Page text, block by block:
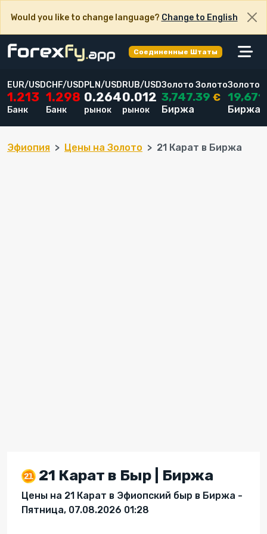
Would you like to change language? Change to English
Соединенные Штаты
EUR/USD
1.213
Банк
CHF/USD
1.298
Банк
PLN/USD
0.264
рынок
RUB/USD
0.012
рынок
Золото Золото
3,747.39 €
Биржа
Золото
19,671
Биржа
Эфиопия Цены на Золото 21 Карат в Биржа
21 Карат в Быр | Биржа
Цены на 21 Карат в Эфиопский быр в Биржа -
Пятница, 07.08.2026 01:28